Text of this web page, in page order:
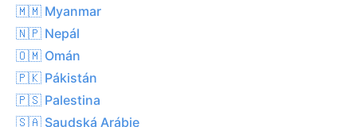
🇲🇲 Myanmar
🇳🇵 Nepál
🇴🇲 Omán
🇵🇰 Pákistán
🇵🇸 Palestina
🇸🇦 Saudská Arábie